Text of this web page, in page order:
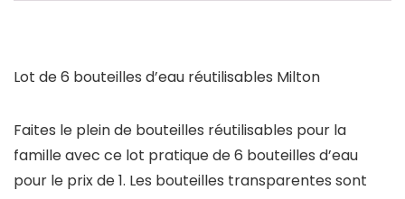
Lot de 6 bouteilles d’eau réutilisables Milton
Faites le plein de bouteilles réutilisables pour la
famille avec ce lot pratique de 6 bouteilles d’eau
pour le prix de 1. Les bouteilles transparentes sont